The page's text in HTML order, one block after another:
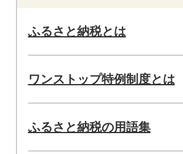
ふるさと納税とは
ワンストップ特例制度とは
ふるさと納税の用語集